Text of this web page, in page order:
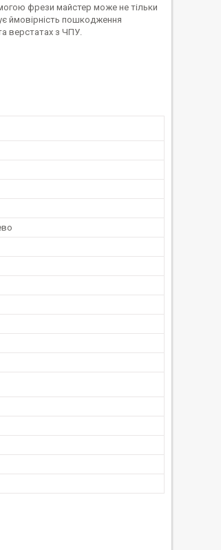
фрези майстер може не тільки
ймовірність пошкодження
верстатах з ЧПУ.